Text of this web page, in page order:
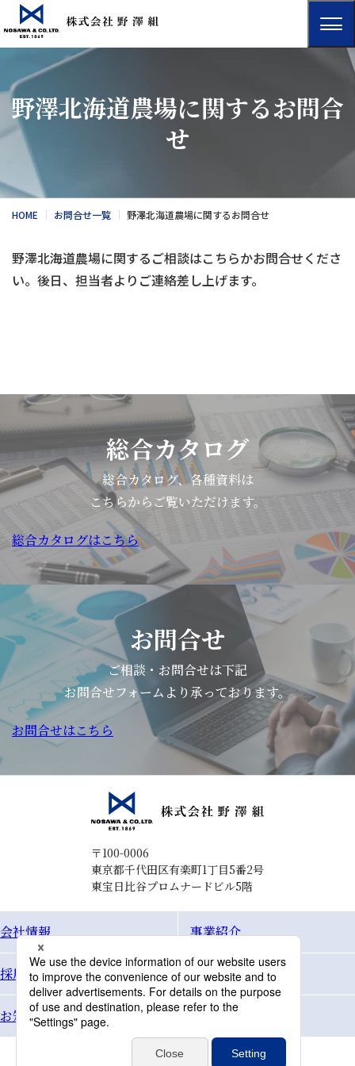
野澤北海道農場に関するお問合
せ
HOME お問合せ一覧 野澤北海道農場に関するお問合せ
野澤北海道農場に関するご相談はこちらかお問合せくださ
い。後日、担当者よりご連絡差し上げます。
総合カタログ
総合カタログ、各種資料は
こちらからご覧いただけます。
総合カタログはこちら
お問合せ
ご相談・お問合せは下記
お問合せフォームより承っております。
お問合せはこちら
〒100-0006
東京都千代田区有楽町1丁目5番2号
東宝日比谷プロムナードビル5階
会社情報 事業紹介
採用情報 Topics
お知らせ お問合せ
個人情報保護方針 サイトマップ